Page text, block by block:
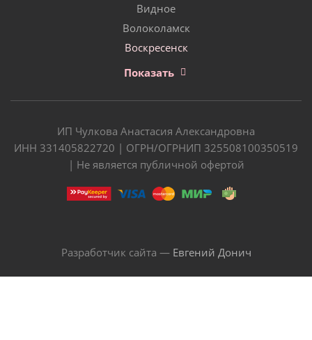
Видное
Волоколамск
Воскресенск
Показать
ИП Чулкова Анастасия Александровна
ИНН 331405822720 | ОГРН/ОГРНИП 325508100350519
| Не является публичной офертой
Разработчик сайта — Евгений Донич